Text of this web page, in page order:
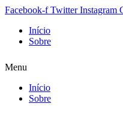
Facebook-f Twitter Instagram
Início
Sobre
Menu
Início
Sobre